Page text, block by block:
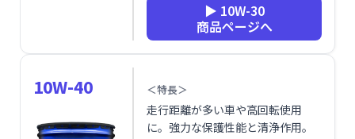
▶ 10W-30
商品ページへ
10W-40 ＜特長＞
走行距離が多い車や高回転使用
に。強力な保護性能と清浄作用。